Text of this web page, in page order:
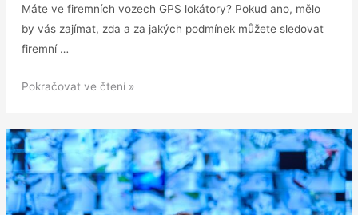
Máte ve firemních vozech GPS lokátory? Pokud ano, mělo
by vás zajímat, zda a za jakých podmínek můžete sledovat
firemní …
Můžete
auto
i
po
pracovní
Pokračovat ve čtení »